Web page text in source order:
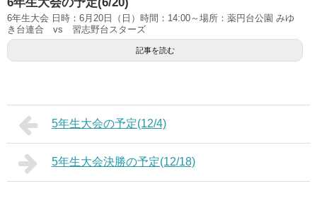
6年生大会 日時：6月20日（日）時間：14:00～場所：薬円台公園 みゆ
き台連合 vs 習志野台スターズ
記事を読む
5年生大会の予定(12/4)
5年生大会決勝の予定(12/18)